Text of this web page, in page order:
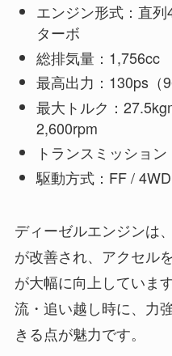
エンジン形式：直
ターボ
総排気量：1,756cc
最高出力：130ps（
最大トルク：
2,600rpm
トランスミッショ
駆動方式：FF / 4WD
ディーゼルエンジンは
が改善され、アクセル
が大幅に向上していま
流・追い越し時に、力
きる点が魅力です。